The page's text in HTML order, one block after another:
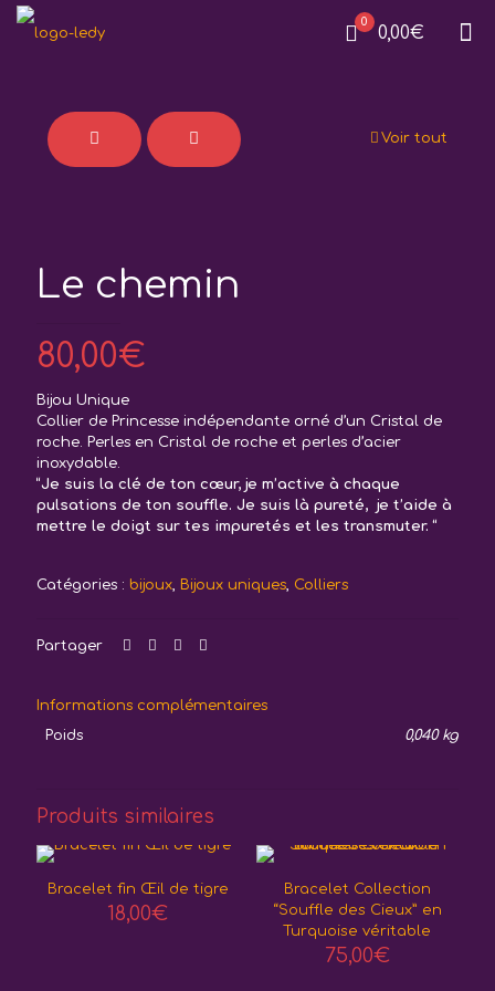
0
0,00€
Voir tout
Le chemin
80,00€
Bijou Unique
Collier de Princesse indépendante orné d’un Cristal de
roche. Perles en Cristal de roche et perles d’acier
inoxydable.
“Je suis la clé de ton cœur, je m’active à chaque
pulsations de ton souffle. Je suis là pureté, je t’aide à
mettre le doigt sur tes impuretés et les transmuter. “
Catégories : bijoux, Bijoux uniques, Colliers
Partager
Informations complémentaires
Poids
0,040 kg
Produits similaires
Bracelet fin Œil de tigre
18,00€
Bracelet Collection
“Souffle des Cieux” en
Turquoise véritable
75,00€